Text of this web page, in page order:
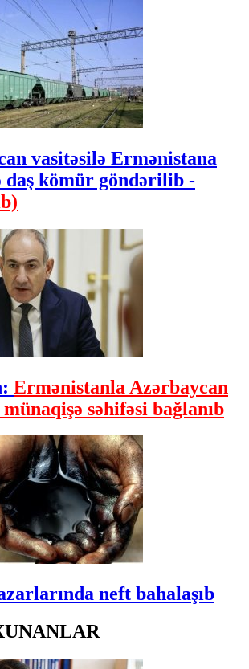
vasitəsilə Ermənistana
daş kömür göndərilib -
Ermənistanla Azərbaycan
münaqişə səhifəsi bağlanıb
neft bahalaşıb